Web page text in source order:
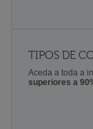
TIPOS DE
Aceda a toda a
superiores a